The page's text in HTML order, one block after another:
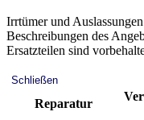
Irrtümer und
Beschreibungen des
Ersatzteilen sind
Schließen
Reparatur